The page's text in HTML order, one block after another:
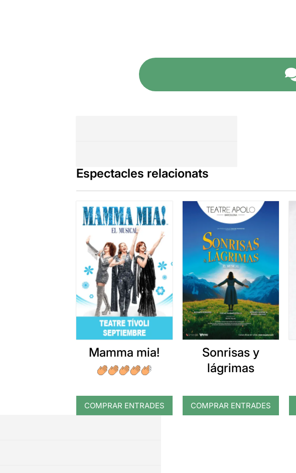
Espectacles relacionats
Mamma mia!
COMPRAR ENTRADES
Sonrisas y
lágrimas
COMPRAR ENTRADES